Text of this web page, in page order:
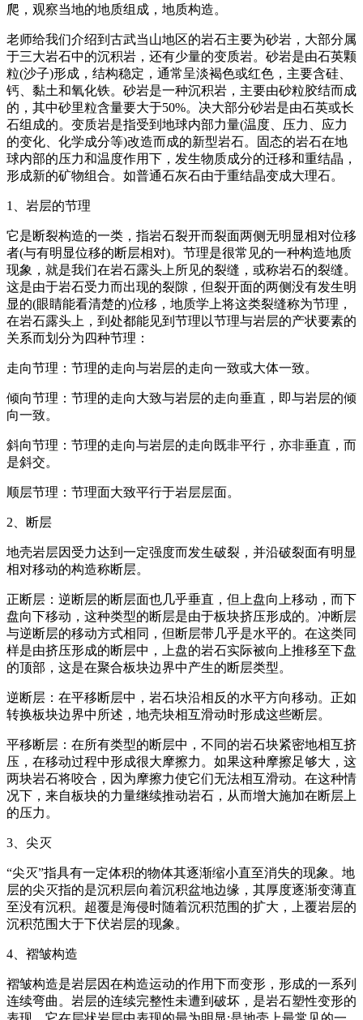
爬，观察当地的地质组成，地质构造。
老师给我们介绍到古武当山地区的岩石主要为砂岩，大部分属
于三大岩石中的沉积岩，还有少量的变质岩。砂岩是由石英颗
粒(沙子)形成，结构稳定，通常呈淡褐色或红色，主要含硅、
钙、黏土和氧化铁。砂岩是一种沉积岩，主要由砂粒胶结而成
的，其中砂里粒含量要大于50%。决大部分砂岩是由石英或长
石组成的。变质岩是指受到地球内部力量(温度、压力、应力
的变化、化学成分等)改造而成的新型岩石。固态的岩石在地
球内部的压力和温度作用下，发生物质成分的迁移和重结晶，
形成新的矿物组合。如普通石灰石由于重结晶变成大理石。
1、岩层的节理
它是断裂构造的一类，指岩石裂开而裂面两侧无明显相对位移
者(与有明显位移的断层相对)。节理是很常见的一种构造地质
现象，就是我们在岩石露头上所见的裂缝，或称岩石的裂缝。
这是由于岩石受力而出现的裂隙，但裂开面的两侧没有发生明
显的(眼睛能看清楚的)位移，地质学上将这类裂缝称为节理，
在岩石露头上，到处都能见到节理以节理与岩层的产状要素的
关系而划分为四种节理：
走向节理：节理的走向与岩层的走向一致或大体一致。
倾向节理：节理的走向大致与岩层的走向垂直，即与岩层的倾
向一致。
斜向节理：节理的走向与岩层的走向既非平行，亦非垂直，而
是斜交。
顺层节理：节理面大致平行于岩层层面。
2、断层
地壳岩层因受力达到一定强度而发生破裂，并沿破裂面有明显
相对移动的构造称断层。
正断层：逆断层的断层面也几乎垂直，但上盘向上移动，而下
盘向下移动，这种类型的断层是由于板块挤压形成的。冲断层
与逆断层的移动方式相同，但断层带几乎是水平的。在这类同
样是由挤压形成的断层中，上盘的岩石实际被向上推移至下盘
的顶部，这是在聚合板块边界中产生的断层类型。
逆断层：在平移断层中，岩石块沿相反的水平方向移动。正如
转换板块边界中所述，地壳块相互滑动时形成这些断层。
平移断层：在所有类型的断层中，不同的岩石块紧密地相互挤
压，在移动过程中形成很大摩擦力。如果这种摩擦足够大，这
两块岩石将咬合，因为摩擦力使它们无法相互滑动。在这种情
况下，来自板块的力量继续推动岩石，从而增大施加在断层上
的压力。
3、尖灭
“尖灭”指具有一定体积的物体其逐渐缩小直至消失的现象。地
层的尖灭指的是沉积层向着沉积盆地边缘，其厚度逐渐变薄直
至没有沉积。超覆是海侵时随着沉积范围的扩大，上覆岩层的
沉积范围大于下伏岩层的现象。
4、褶皱构造
褶皱构造是岩层因在构造运动的作用下而变形，形成的一系列
连续弯曲。岩层的连续完整性未遭到破坏，是岩石塑性变形的